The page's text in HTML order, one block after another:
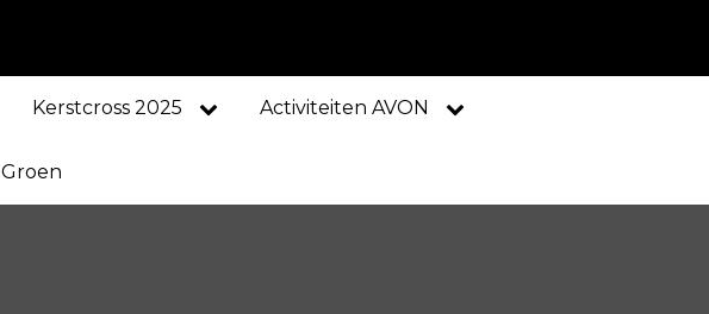
Kerstcross 2025 Activiteiten AVON
Groen